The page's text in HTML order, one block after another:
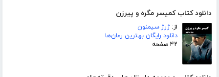
دانلود کتاب کمیسر مگره و پیرزن
از:ژرژ سیمنون
دانلود رایگان بهترین رمان‌ها
۴۲ صفحه